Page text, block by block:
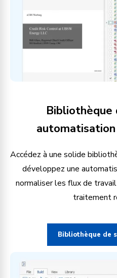
Accédez à une solide
développez une
normaliser les flux de
traitement
Bibliothèque de